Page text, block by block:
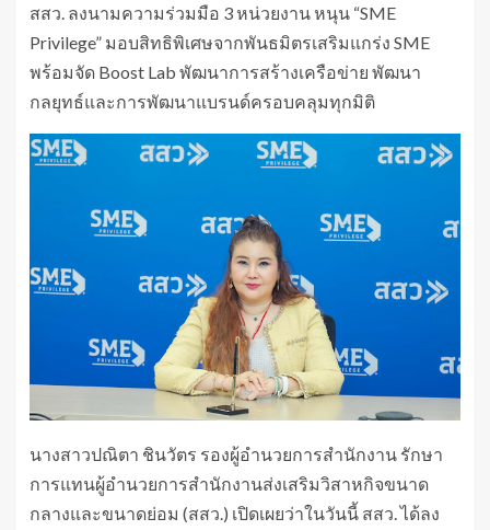
สสว. ลงนามความร่วมมือ 3 หน่วยงาน หนุน “SME
Privilege” มอบสิทธิพิเศษจากพันธมิตรเสริมแกร่ง SME
พร้อมจัด Boost Lab พัฒนาการสร้างเครือข่าย พัฒนา
กลยุทธ์และการพัฒนาแบรนด์ครอบคลุมทุกมิติ
นางสาวปณิตา ชินวัตร รองผู้อำนวยการสำนักงาน รักษา
การแทนผู้อำนวยการสำนักงานส่งเสริมวิสาหกิจขนาด
กลางและขนาดย่อม (สสว.) เปิดเผยว่าในวันนี้ สสว. ได้ลง